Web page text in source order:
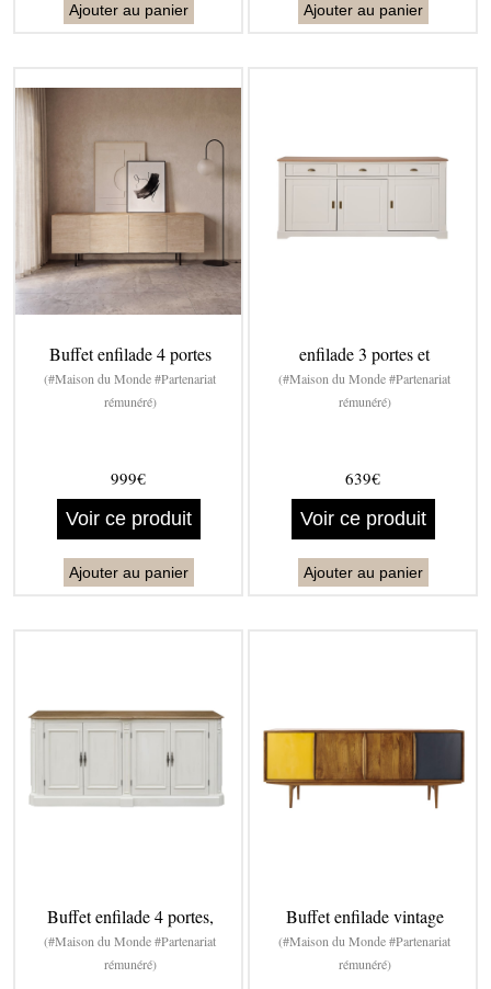
Ajouter au panier Ajouter au panier
Buffet enfilade 4 portes
(#Maison du Monde #Partenariat
rémunéré)
999€
Voir ce produit
Ajouter au panier
enfilade 3 portes et
(#Maison du Monde #Partenariat
rémunéré)
639€
Voir ce produit
Ajouter au panier
Buffet enfilade 4 portes,
(#Maison du Monde #Partenariat
rémunéré)
Buffet enfilade vintage
(#Maison du Monde #Partenariat
rémunéré)